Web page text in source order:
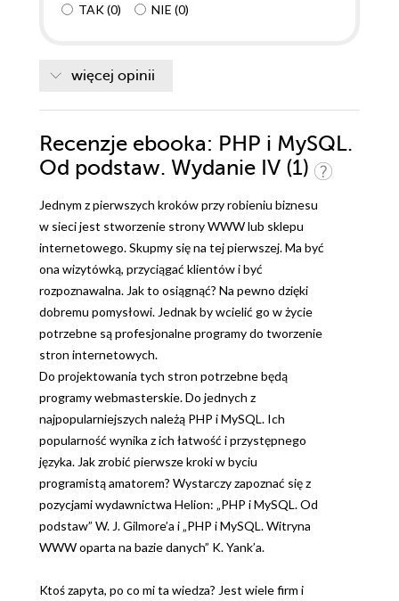
TAK(0) NIE (0)
więcej opinii
Recenzje ebooka: PHP i MySQL.
Od podstaw. Wydanie IV (1)
Jednym z pierwszych kroków przy robieniu biznesu
w sieci jest stworzenie strony WWW lub sklepu
internetowego. Skupmy się na tej pierwszej. Ma być
ona wizytówką, przyciągać klientów i być
rozpoznawalna. Jak to osiągnąć? Na pewno dzięki
dobremu pomysłowi. Jednak by wcielić go w życie
potrzebne są profesjonalne programy do tworzenie
stron internetowych.
Do projektowania tych stron potrzebne będą
programy webmasterskie. Do jednych z
najpopularniejszych należą PHP i MySQL. Ich
popularność wynika z ich łatwość i przystępnego
języka. Jak zrobić pierwsze kroki w byciu
programistą amatorem? Wystarczy zapoznać się z
pozycjami wydawnictwa Helion: „PHP i MySQL. Od
podstaw” W. J. Gilmore’a i „PHP i MySQL. Witryna
WWW oparta na bazie danych” K. Yank’a.
Ktoś zapyta, po co mi ta wiedza? Jest wiele firm i